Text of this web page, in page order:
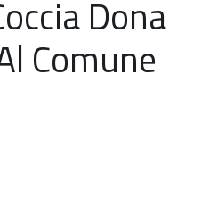
Dona
Comune